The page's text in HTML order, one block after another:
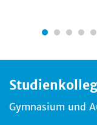
Gymnasium und